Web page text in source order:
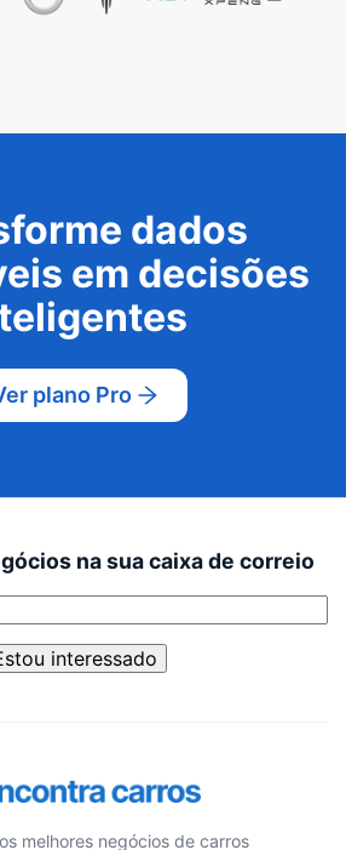
dados
em decisões
plano Pro
na sua caixa de correio
interessado
melhores negócios de carros